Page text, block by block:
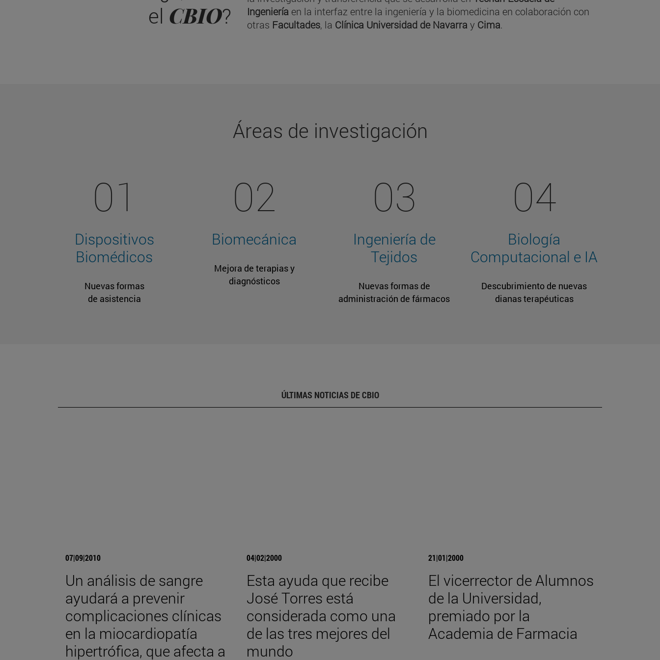
el CBIO?
Ingeniería en la interfaz entre la ingeniería y la biomedicina en colaboración con
otras Facultades, la Clínica Universidad de Navarray Cima.
Áreas de investigación
01
Dispositivos
Biomédicos
Nuevas formas
de asistencia
02
Biomecánica
Mejora de terapias y
diagnósticos
03
Ingeniería de
Tejidos
Nuevas formas de
administración de fármacos
04
Biología
Computacional e IA
Descubrimiento de nuevas
dianas terapéuticas
ÚLTIMAS NOTICIAS DE CBIO
07|09|2010
Un análisis de sangre
ayudará a prevenir
complicaciones clínicas
en la miocardiopatía
hipertrófica, que afecta a
04|02|2000
Esta ayuda que recibe
José Torres está
considerada como una
de las tres mejores del
mundo
21|01|2000
El vicerrector de Alumnos
de la Universidad,
premiado por la
Academia de Farmacia